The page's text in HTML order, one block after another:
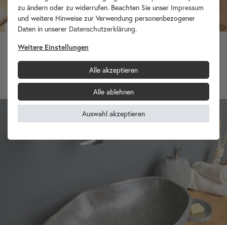
Naturstein Waschbecken 50 cm oval
zu ändern oder zu widerrufen. Beachten Sie unser Impressum
und weitere Hinweise zur Verwendung personenbezogener
Daten in unserer Daten­schutz­erklärung.
Weitere Einstellungen
Alle akzeptieren
Alle ablehnen
Auswahl akzeptieren